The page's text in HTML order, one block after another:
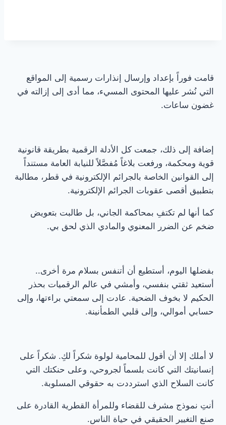
قامت فوراً بإعداد وإرسال إنذارات رسمية إلى المواقع
التي نُشر عليها المحتوى المسيء، مما أدى إلى إزالته في
غضون ساعات.
إضافة إلى ذلك، جمعت كل الأدلة الرقمية بطريقة قانونية
قوية ومحكمة، ورفعت بلاغاً مُفصَّلاً للنيابة العامة مستنداً
إلى القوانين الخاصة بالجرائم الإلكترونية في قطر، مطالبة
بتطبيق أقصى عقوبات الجرائم الإلكترونية.
كما أنها لم تكتفِ بمحاكمة الجاني، بل طالبت بتعويض
ضخم عن الضرر المعنوي والمادي الذي لحق بي.
بفضلها اليوم، أستطيع أن أتنفس بسلام مرة أخرى..
أستعيد ثقتي بنفسي، وأمشي في عالم الرقميات بحذر
الحكيم لا بخوف الضحية. عادت إلى سمعتي براءتها، وإلى
حسابي أموالي، وإلى قلبي الطمأنينة.
لا أملك إلا أن أقول للمحامية لولوة شكراً لكِ. شكراً على
إنسانيتك التي كانت بلسماً لجروحي، وعلى حنكتك التي
كانت السلاح الذي استرددت به حقوقي المسلوبة.
أنتِ نموذج مشرف للقضاء وللمرأة القطرية القادرة على
صنع التغيير الحقيقي في حياة الناس.